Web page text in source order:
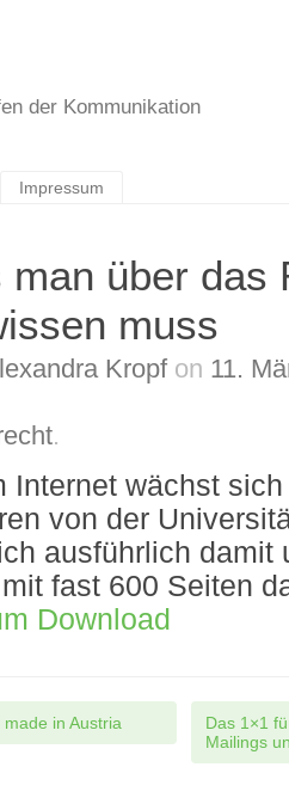
der Kommunikation
Impressum
man über das
muss
Kropf on 11.
.
Internet wächst
von der
ausführlich damit
fast 600 Seiten
Download
in Austria
Das 1×1
Mailings